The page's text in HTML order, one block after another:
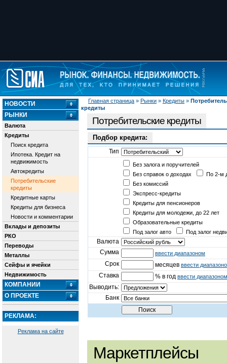
Главная страница » Рынки » Кредиты »
кредиты
НОВОСТИ
РЫНКИ
Валюта
Кредиты
Поиск кредита
Ипотека. Кредит на
недвижимость
Автокредиты
Потребительские
кредиты
Кредитные карты
Кредиты для бизнеса
Новости и комментарии
Вклады и депозиты
РКО
Переводы
Металлы
Сейфы и ячейки
Недвижимость
КОМПАНИИ
О ПРОЕКТЕ
РЕКЛАМА:
Реклама на сайте
Потребительские кредиты
Подбор кредита:
Тип
Без залога и поручителей
Без справок о доходах
По 2-м
Без комиссий
Экспресс-кредиты
Кредиты для пенсионеров
Кредиты для молодежи, до 22 лет
Образовательные кредиты
Под залог авто
Под залог
Валюта
Сумма
ввести диапазоном
Срок месяцев ввести
Ставка % в год ввести диапазоном
Выводить:
Банк
Маркетплейсы